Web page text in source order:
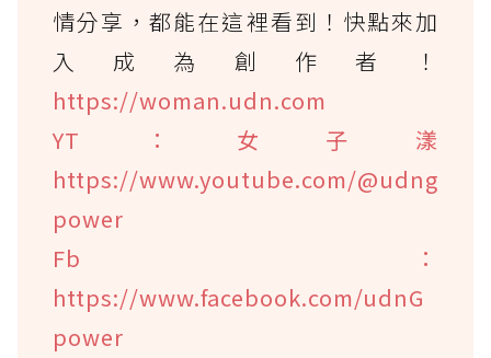
情分享，都能在這裡看到！快點來加
入成為創作者！
https://woman.udn.com
YT：女子漾
https://www.youtube.com/@udng
power
Fb：
https://www.facebook.com/udnG
power